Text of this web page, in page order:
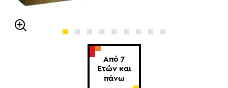
Από 7
Ετών και
πάνω